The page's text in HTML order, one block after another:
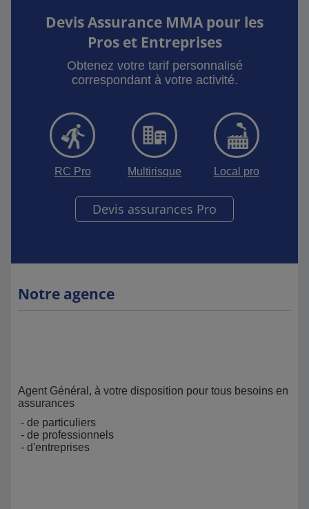
Devis Assurance MMA pour les
Pros et Entreprises
Obtenez votre tarif personnalisé
correspondant à votre activité.
RC Pro Multirisque Local pro
Devis assurances Pro
Notre agence
Agent Général, à votre disposition pour tous besoins en
assurances
- de particuliers
- de professionnels
- d'entreprises